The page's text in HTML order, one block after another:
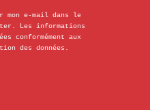
mon e-mail dans le
Les informations
conformément aux
des données.